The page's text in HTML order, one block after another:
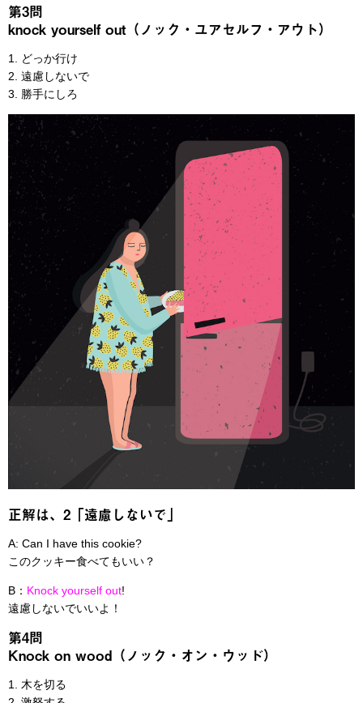
第3問
knock yourself out（ノック・ユアセルフ・アウト）
1. どっか行け
2. 遠慮しないで
3. 勝手にしろ
正解は、2「遠慮しないで」
A: Can I have this cookie?
このクッキー食べてもいい？
B： Knock yourself out!
遠慮しないでいいよ！
第4問
Knock on wood（ノック・オン・ウッド）
1. 木を切る